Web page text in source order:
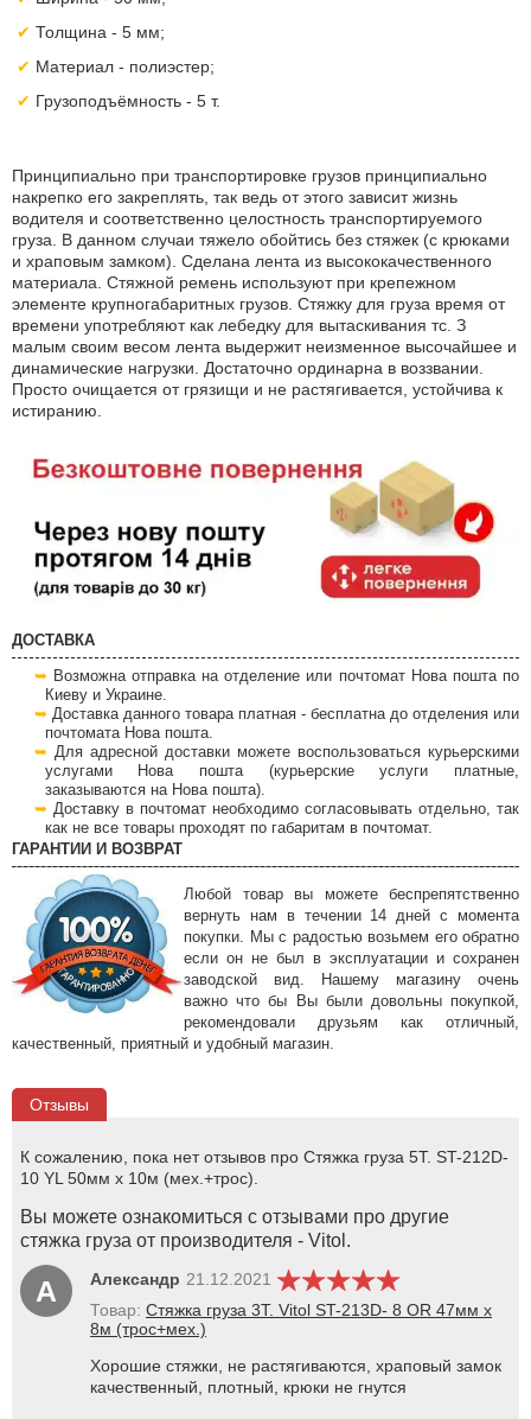
Толщина - 5 мм;
Материал - полиэстер;
Грузоподъёмность - 5 т.
Принципиально при транспортировке грузов принципиально
накрепко его закреплять, так ведь от этого зависит жизнь
водителя и соответственно целостность транспортируемого
груза. В данном случаи тяжело обойтись без стяжек (с крюками
и храповым замком). Сделана лента из высококачественного
материала. Стяжной ремень используют при крепежном
элементе крупногабаритных грузов. Стяжку для груза время от
времени употребляют как лебедку для вытаскивания тс. З
малым своим весом лента выдержит неизменное высочайшее и
динамические нагрузки. Достаточно ординарна в воззвании.
Просто очищается от грязищи и не растягивается, устойчива к
истиранию.
ДОСТАВКА
Возможна отправка на отделение или почтомат Нова пошта по
Киеву и Украине.
Доставка данного товара платная - бесплатна до отделения или
почтомата Нова пошта.
Для адресной доставки можете воспользоваться курьерскими
услугами Нова пошта (курьерские услуги платные,
заказываются на Нова пошта).
Доставку в почтомат необходимо согласовывать отдельно, так
как не все товары проходят по габаритам в почтомат.
ГАРАНТИИ И ВОЗВРАТ
Любой товар вы можете беспрепятственно
вернуть нам в течении 14 дней с момента
покупки. Мы с радостью возьмем его обратно
если он не был в эксплуатации и сохранен
заводской вид. Нашему магазину очень
важно что бы Вы были довольны покупкой,
рекомендовали друзьям как отличный,
качественный, приятный и удобный магазин.
Отзывы
К сожалению, пока нет отзывов про Стяжка груза 5Т. ST-212D-
10 YL 50мм х 10м (мех.+трос).
Вы можете ознакомиться с отзывами про другие
стяжка груза от производителя - Vitol.
А Александр 21.12.2021
Товар: Стяжка груза 3Т. Vitol ST-213D- 8 OR 47мм х
8м (трос+мех.)
Хорошие стяжки, не растягиваются, храповый замок
качественный, плотный, крюки не гнутся